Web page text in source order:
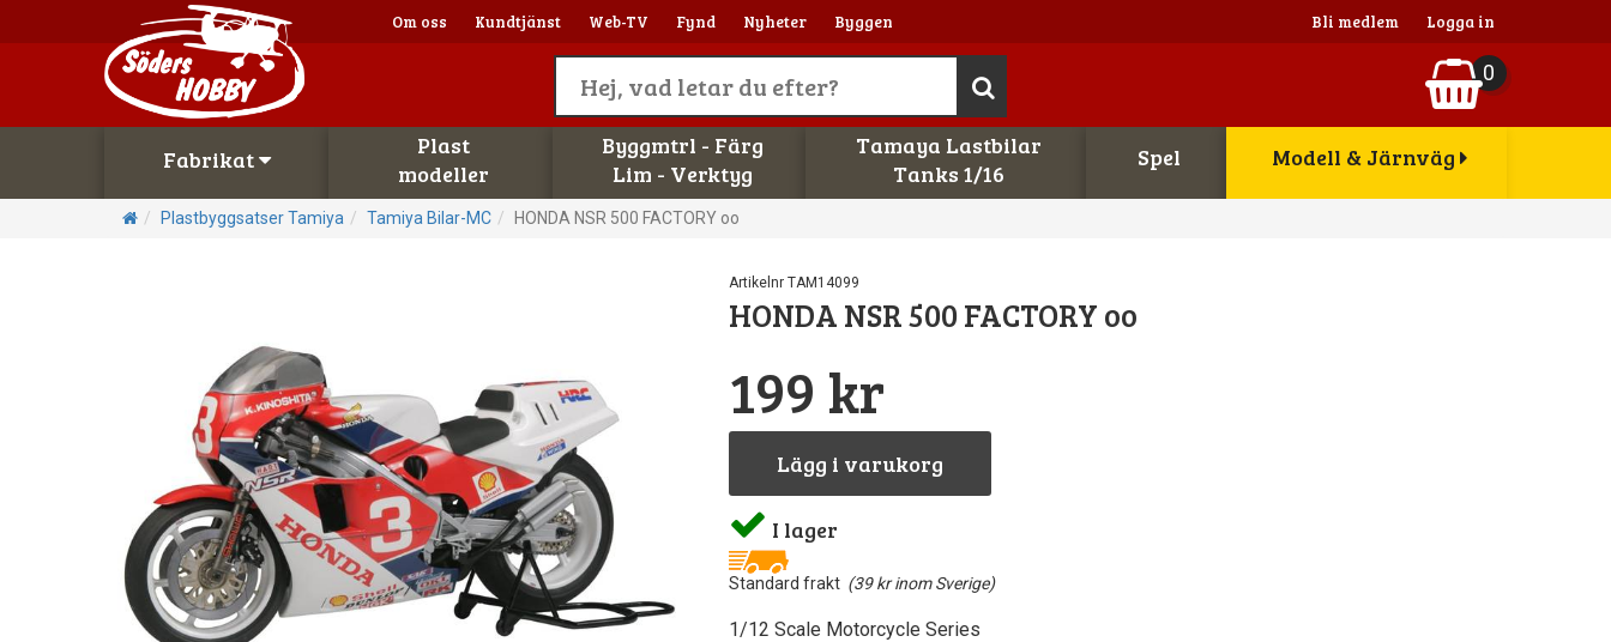
Om oss Kundtjänst Web-TV Fynd Nyheter Byggen Bli medlem Logga in
0
Fabrikat
Plast
modeller
Byggmtrl - Färg
Lim - Verktyg
Tamaya Lastbilar
Tanks 1/16
Spel Modell & Järnväg
Plastbyggsatser Tamiya Tamiya Bilar-MC HONDA NSR 500 FACTORY oo
Artikelnr TAM14099
HONDA NSR 500 FACTORY oo
199 kr
Lägg i varukorg
I lager
Standard frakt (39 kr inom Sverige)
1/12 Scale Motorcycle Series